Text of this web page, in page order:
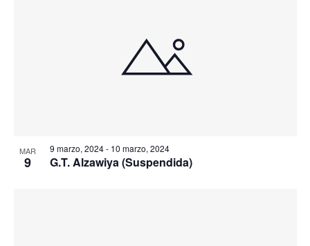
MAR
9
9 marzo, 2024- 10 marzo, 2024
G.T. Alzawiya (Suspendida)